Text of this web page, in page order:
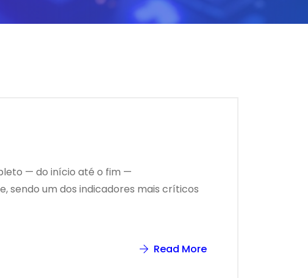
— do início até o fim —
sendo um dos indicadores mais críticos
Read More